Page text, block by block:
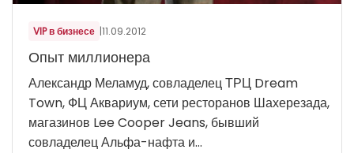
VIP в бизнесе |11.09.2012
Опыт миллионера
Александр Меламуд, совладелец ТРЦ Dream
Town, ФЦ Аквариум, сети ресторанов Шахерезада,
магазинов Lee Cooper Jeans, бывший
совладелец Альфа-нафта и...